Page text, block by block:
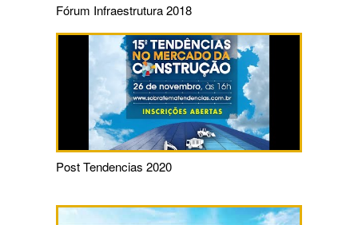
Fórum Infraestrutura 2018
Post Tendencias 2020